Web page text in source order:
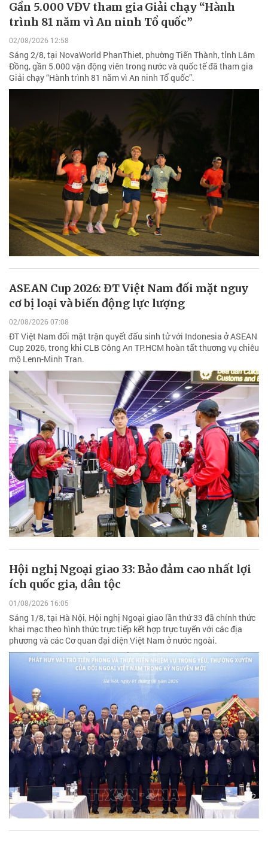
Gần 5.000 VĐV tham gia Giải chạy “Hành
trình 81 năm vì An ninh Tổ quốc”
02/08/2026 12:58
Sáng 2/8, tại NovaWorld PhanThiet, phường Tiến Thành, tỉnh Lâm
Đồng, gần 5.000 vận động viên trong nước và quốc tế đã tham gia
Giải chạy “Hành trình 81 năm vì An ninh Tổ quốc”.
ASEAN Cup 2026: ĐT Việt Nam đối mặt nguy
cơ bị loại và biến động lực lượng
02/08/2026 07:08
ĐT Việt Nam đối mặt trận quyết đấu sinh tử với Indonesia ở ASEAN
Cup 2026, trong khi CLB Công An TP.HCM hoàn tất thương vụ chiêu
mộ Lenn-Minh Tran.
Hội nghị Ngoại giao 33: Bảo đảm cao nhất lợi
ích quốc gia, dân tộc
01/08/2026 16:05
Sáng 1/8, tại Hà Nội, Hội nghị Ngoại giao lần thứ 33 đã chính thức
khai mạc theo hình thức trực tiếp kết hợp trực tuyến với các địa
phương và các Cơ quan đại diện Việt Nam ở nước ngoài.